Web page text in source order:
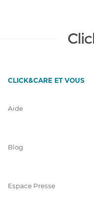
CLICK&CARE ET VOUS
Aide
Blog
Espace Presse